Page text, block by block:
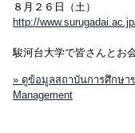
８月２６日（土）
http://
駿河台大学で皆さんとお
» ดูข้อมูลสถาบันการศึกษาข
Management